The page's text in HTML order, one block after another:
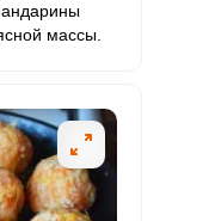
массы.